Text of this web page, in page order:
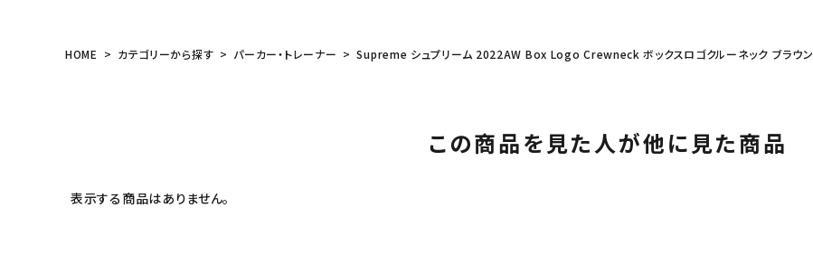
HOME カテゴリーから探す パーカー・トレーナー Supreme シュプリーム 2022AW Box Logo Crewneck ボックスロゴクルーネック ブラウン
この商品を見た人が他に見た商品
表示する商品はありません。